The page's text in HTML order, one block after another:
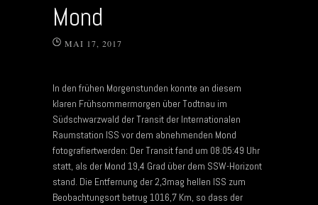
Mond
MAI 17, 2017
In den frühen Morgenstunden konnte an diesem
klaren Frühsommermorgen über Todtnau im
Südschwarzwald der Transit der Internationalen
Raumstation ISS vor dem abnehmenden Mond
fotografiertwerden: Der Transit fand um 08:05:49 Uhr
statt, als der Mond 19,4 Grad über dem SSW-Horizont
stand. Die Entfernung der 2,3mag hellen ISS zum
Beobachtungsort betrug 1016,7 Km, so dass der